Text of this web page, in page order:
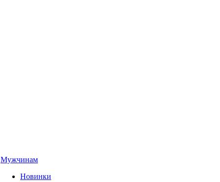
Мужчинам
Новинки